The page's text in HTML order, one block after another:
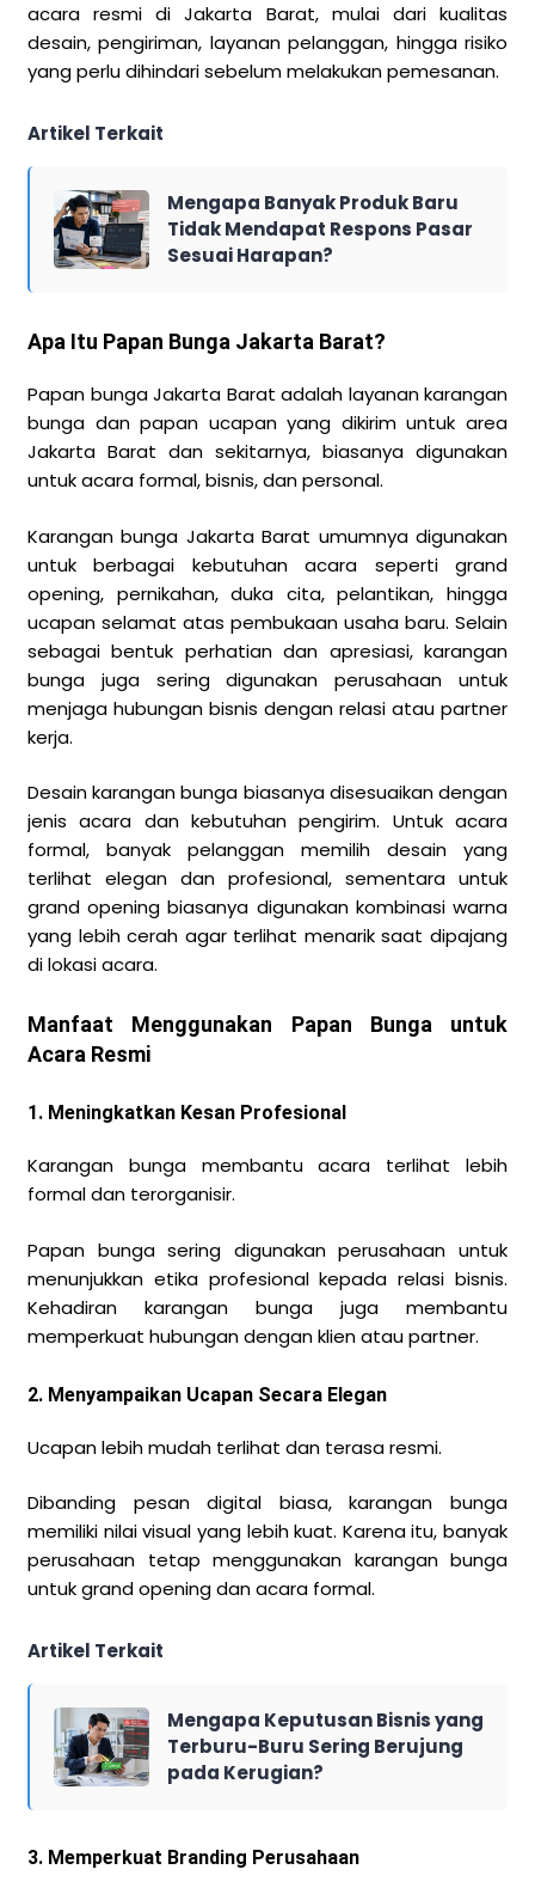
acara resmi di Jakarta Barat, mulai dari kualitas
desain, pengiriman, layanan pelanggan, hingga risiko
yang perlu dihindari sebelum melakukan pemesanan.
Artikel Terkait
Mengapa Banyak Produk Baru
Tidak Mendapat Respons Pasar
Sesuai Harapan?
Apa Itu Papan Bunga Jakarta Barat?
Papan bunga Jakarta Barat adalah layanan karangan
bunga dan papan ucapan yang dikirim untuk area
Jakarta Barat dan sekitarnya, biasanya digunakan
untuk acara formal, bisnis, dan personal.
Karangan bunga Jakarta Barat umumnya digunakan
untuk berbagai kebutuhan acara seperti grand
opening, pernikahan, duka cita, pelantikan, hingga
ucapan selamat atas pembukaan usaha baru. Selain
sebagai bentuk perhatian dan apresiasi, karangan
bunga juga sering digunakan perusahaan untuk
menjaga hubungan bisnis dengan relasi atau partner
kerja.
Desain karangan bunga biasanya disesuaikan dengan
jenis acara dan kebutuhan pengirim. Untuk acara
formal, banyak pelanggan memilih desain yang
terlihat elegan dan profesional, sementara untuk
grand opening biasanya digunakan kombinasi warna
yang lebih cerah agar terlihat menarik saat dipajang
di lokasi acara.
Manfaat Menggunakan Papan Bunga untuk
Acara Resmi
1. Meningkatkan Kesan Profesional
Karangan bunga membantu acara terlihat lebih
formal dan terorganisir.
Papan bunga sering digunakan perusahaan untuk
menunjukkan etika profesional kepada relasi bisnis.
Kehadiran karangan bunga juga membantu
memperkuat hubungan dengan klien atau partner.
2. Menyampaikan Ucapan Secara Elegan
Ucapan lebih mudah terlihat dan terasa resmi.
Dibanding pesan digital biasa, karangan bunga
memiliki nilai visual yang lebih kuat. Karena itu, banyak
perusahaan tetap menggunakan karangan bunga
untuk grand opening dan acara formal.
Artikel Terkait
Mengapa Keputusan Bisnis yang
Terburu-Buru Sering Berujung
pada Kerugian?
3. Memperkuat Branding Perusahaan